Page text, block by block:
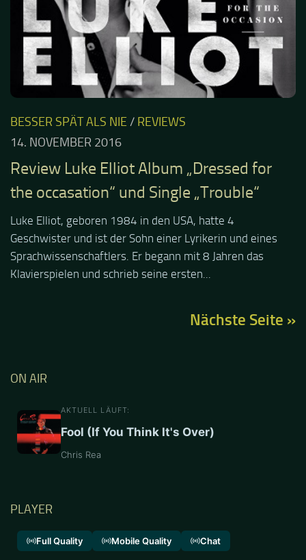
BESSER SPÄT ALS NIE / REVIEWS
14. NOVEMBER 2016
Review Luke Elliot Album „Dressed for
the occasation“ und Single „Trouble“
Luke Elliot, geboren 1984 in den USA, hatte 4
Geschwister und ist der Sohn einer Lyrikerin und eines
Sprachwissenschaftlers. Er begann mit 8 Jahren das
Klavierspielen und schrieb seine ersten...
Nächste Seite »
ON AIR
AKTUELL LÄUFT:
Fool (If You Think It's Over)
Chris Rea
PLAYER
Full Quality Mobile Quality Chat